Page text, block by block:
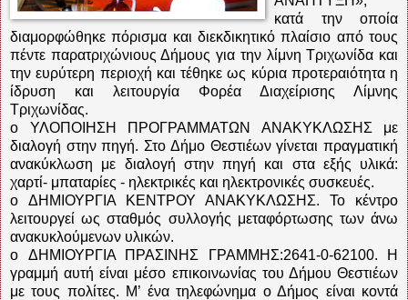
κατά την οποία
διαμορφώθηκε πόρισμα και διεκδικητικό πλαίσιο από τους
πέντε παρατριχώνιους Δήμους για την λίμνη Τριχωνίδα και
την ευρύτερη περιοχή και τέθηκε ως κύρια προτεραιότητα η
ίδρυση και λειτουργία Φορέα Διαχείρισης Λίμνης
Τριχωνίδας.
o ΥΛΟΠΟΙΗΣΗ ΠΡΟΓΡΑΜΜΑΤΩΝ ΑΝΑΚΥΚΛΩΣΗΣ με
διαλογή στην πηγή. Στο Δήμο Θεστιέων γίνεται πραγματική
ανακύκλωση με διαλογή στην πηγή και στα εξής υλικά:
χαρτί- μπαταρίες - ηλεκτρικές και ηλεκτρονικές συσκευές.
o ΔΗΜΙΟΥΡΓΙΑ ΚΕΝΤΡΟΥ ΑΝΑΚΥΚΛΩΣΗΣ. Το κέντρο
λειτουργεί ως σταθμός συλλογής μεταφόρτωσης των άνω
ανακυκλούμενων υλικών.
o ΔΗΜΙΟΥΡΓΙΑ ΠΡΑΣΙΝΗΣ ΓΡΑΜΜΗΣ:2641-0-62100. Η
γραμμή αυτή είναι μέσο επικοινωνίας του Δήμου Θεστιέων
με τους πολίτες. Μ’ ένα τηλεφώνημα ο Δήμος είναι κοντά